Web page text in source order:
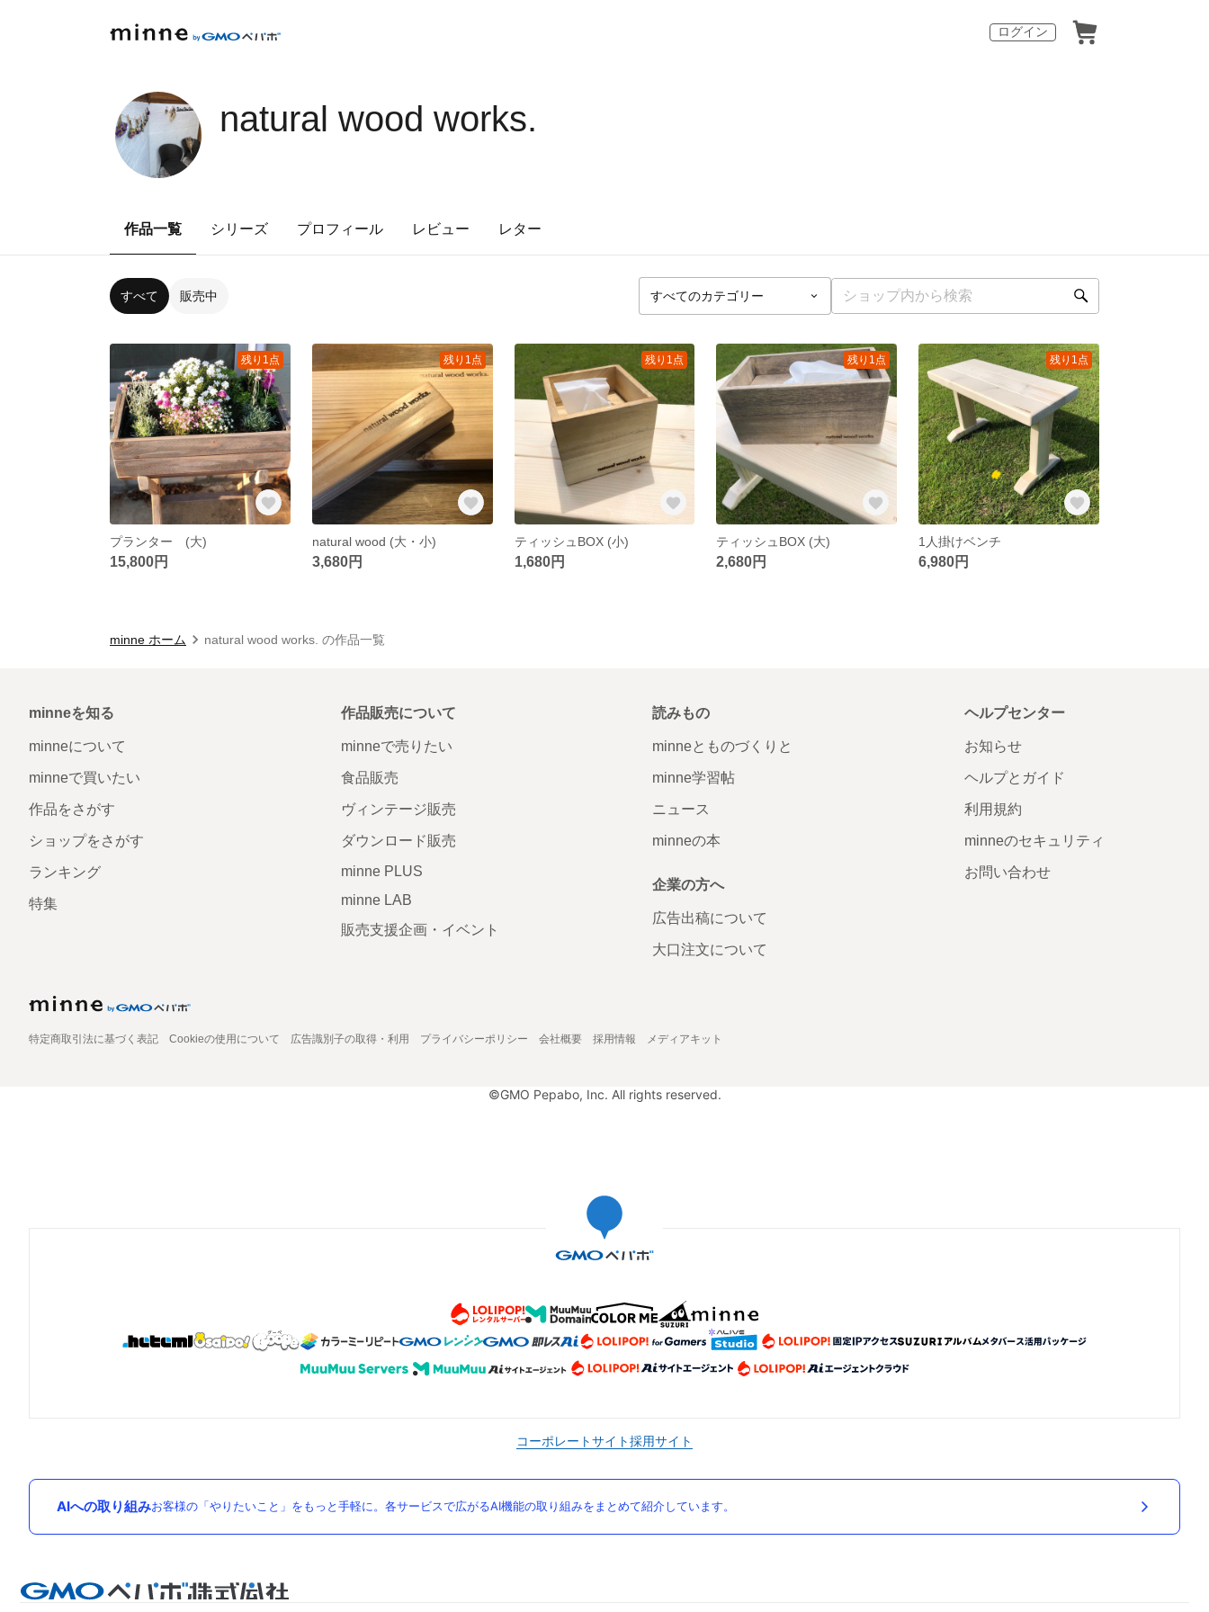
ログイン
natural wood works.
作品一覧 シリーズ プロフィール レビュー レター
すべて 販売中
残り1点
プランター (大)
15,800円
残り1点
natural wood (大・小)
3,680円
残り1点
ティッシュBOX (小)
1,680円
残り1点
ティッシュBOX (大)
2,680円
残り1点
1人掛けベンチ
6,980円
minne ホーム natural wood works. の作品一覧
minneを知る
minneについて
minneで買いたい
作品をさがす
ショップをさがす
ランキング
特集
作品販売について
minneで売りたい
食品販売
ヴィンテージ販売
ダウンロード販売
minne PLUS
minne LAB
販売支援企画・イベント
読みもの
minneとものづくりと
minne学習帖
ニュース
minneの本
企業の方へ
広告出稿について
大口注文について
ヘルプセンター
お知らせ
ヘルプとガイド
利用規約
minneのセキュリティ
お問い合わせ
特定商取引法に基づく表記 Cookieの使用について 広告識別子の取得・利用 プライバシーポリシー 会社概要 採用情報 メディアキット
©GMO Pepabo, Inc. All rights reserved.
コーポレートサイト採用サイト
AIへの取り組みお客様の「やりたいこと」をもっと手軽に。各サービスで広がるAI機能の取り組みをまとめて紹介しています。